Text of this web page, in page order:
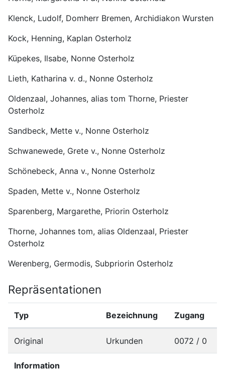
Klenck, Ludolf, Domherr Bremen, Archidiakon Wursten
Kock, Henning, Kaplan Osterholz
Küpekes, Ilsabe, Nonne Osterholz
Lieth, Katharina v. d., Nonne Osterholz
Oldenzaal, Johannes, alias tom Thorne, Priester
Osterholz
Sandbeck, Mette v., Nonne Osterholz
Schwanewede, Grete v., Nonne Osterholz
Schönebeck, Anna v., Nonne Osterholz
Spaden, Mette v., Nonne Osterholz
Sparenberg, Margarethe, Priorin Osterholz
Thorne, Johannes tom, alias Oldenzaal, Priester
Osterholz
Werenberg, Germodis, Subpriorin Osterholz
Repräsentationen
Typ Bezeichnung Zugang
Original Urkunden 0072 / 0
Information